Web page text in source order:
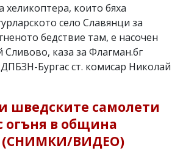
хеликоптера, които бяха
село Славянци за
бедствие там, е насочен
каза за Флагман.бг
Бургас ст. комисар Николай
шведските самолети
огъня в община
(СНИМКИ/ВИДЕО)